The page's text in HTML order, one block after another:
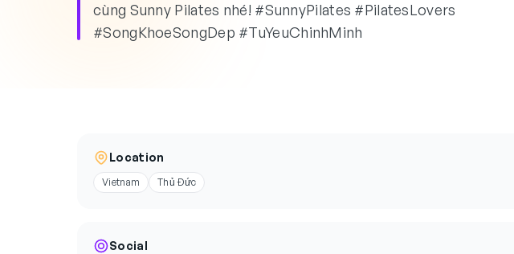
cùng Sunny Pilates nhé! #SunnyPilates #PilatesLovers
#SongKhoeSongDep #TuYeuChinhMinh
Location
Vietnam Thủ Đức
Social